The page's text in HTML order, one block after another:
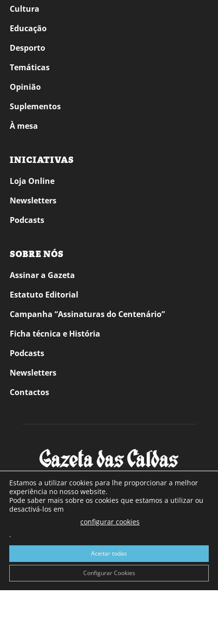
Cultura
Educação
Desporto
Temáticas
Opinião
Suplementos
À mesa
INICIATIVAS
Loja Online
Newsletters
Podcasts
SOBRE NÓS
Assinar a Gazeta
Estatuto Editorial
Campanha “Assinaturas do Centenário”
Ficha técnica e História
Podcasts
Newsletters
Contactos
SOBRE NÓS
Com sede nas Caldas da Rainha e mais de 90 anos de
a sul de distrito de Leiria, com mais de 40.000 leitores por
toda a região Oeste. Jornal com distribuição em Portugal
Continental e assinatura online.
Estamos a utilizar cookies para lhe proporcionar a melhor
experiência no nosso website.
Pode saber mais sobre os cookies que estamos a utilizar ou
desactivá-los em
configurar cookies
.
Aceitar todas
Configurar Cookies